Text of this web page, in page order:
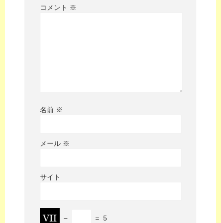
コメント ※
名前 ※
メール ※
サイト
− = 5